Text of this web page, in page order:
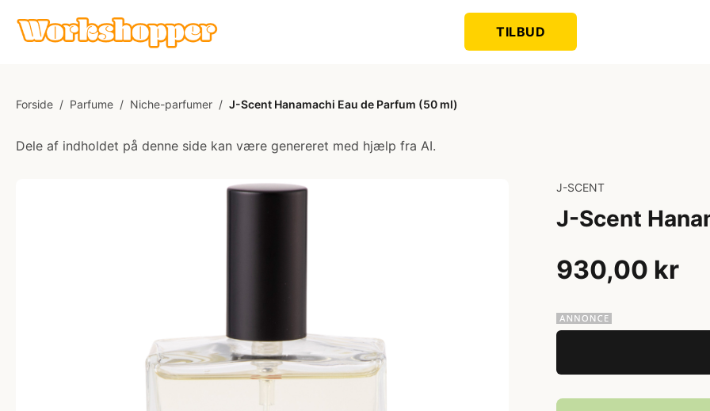
TILBUD
Forside / Parfume / Niche-parfumer / J-Scent Hanamachi Eau de Parfum (50 ml)
Dele af indholdet på denne side kan være genereret med hjælp fra AI.
J-SCENT
J-Scent
930,00 kr